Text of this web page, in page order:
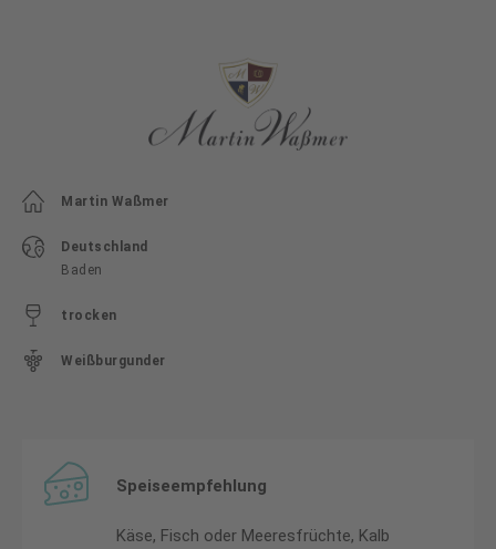
Martin Waßmer
Deutschland
Baden
trocken
Weißburgunder
Speiseempfehlung
Käse, Fisch oder Meeresfrüchte, Kalb